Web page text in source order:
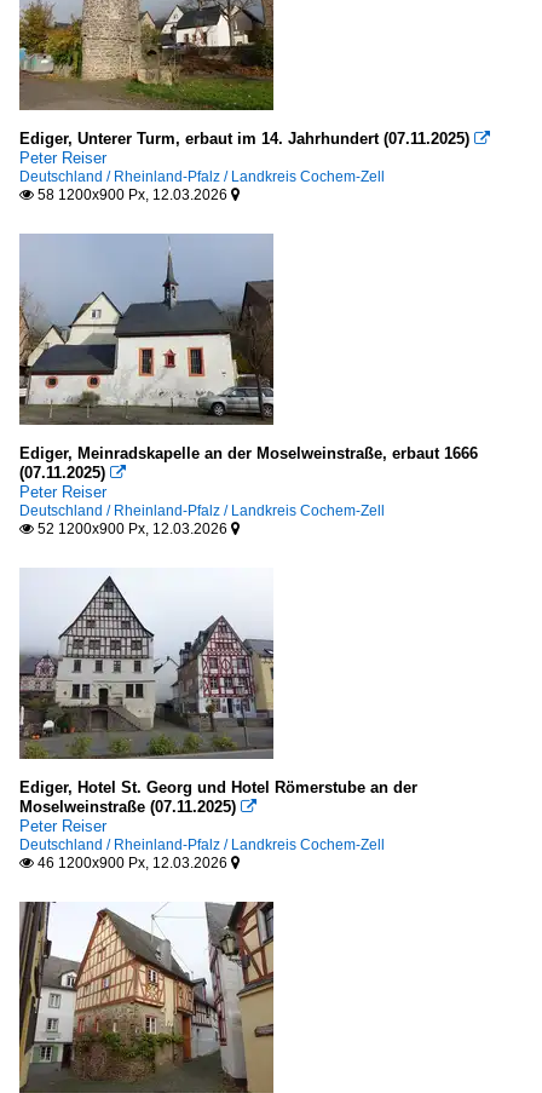
Ediger, Unterer Turm, erbaut im 14. Jahrhundert (07.11.2025) 
Peter Reiser
Deutschland / Rheinland-Pfalz / Landkreis Cochem-Zell
 58 1200x900 Px, 12.03.2026 
Ediger, Meinradskapelle an der Moselweinstraße, erbaut 1666
(07.11.2025) 
Peter Reiser
Deutschland / Rheinland-Pfalz / Landkreis Cochem-Zell
 52 1200x900 Px, 12.03.2026 
Ediger, Hotel St. Georg und Hotel Römerstube an der
Moselweinstraße (07.11.2025) 
Peter Reiser
Deutschland / Rheinland-Pfalz / Landkreis Cochem-Zell
 46 1200x900 Px, 12.03.2026 